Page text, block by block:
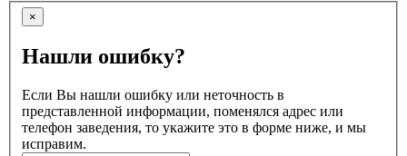
×
Нашли ошибку?
Если Вы нашли ошибку или неточность в
представленной информации, поменялся адрес или
телефон заведения, то укажите это в форме ниже, и мы
исправим.